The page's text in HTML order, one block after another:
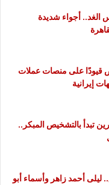
أجواء شديدة
قيودًا على منصات عملات
إيرانية
تبدأ بالتشخيص المبكر..
ليلى أحمد زاهر وأسماء أبو